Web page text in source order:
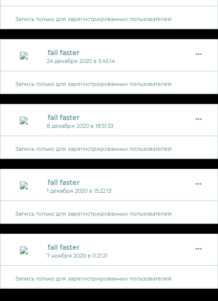
Запись только для зарегистрированных пользователей
fall faster
24 декабря 2020 в 5:45:14
Запись только для зарегистрированных пользователей
fall faster
8 декабря 2020 в 18:51:33
Запись только для зарегистрированных пользователей
fall faster
1 декабря 2020 в 15:22:13
Запись только для зарегистрированных пользователей
fall faster
7 ноября 2020 в 0:21:21
Запись только для зарегистрированных пользователей